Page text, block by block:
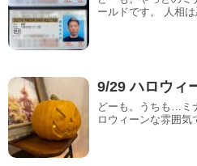
ールドです。 人相
9/29 ハロウィ
どーも。うちも…ミ
ロウィーンな雰囲気